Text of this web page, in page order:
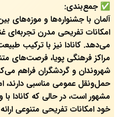
✅جمع‌بندی:
آلمان با جشنواره‌ها و موزه‌های
امکانات تفریحی مدرن تجربه‌ای
می‌دهد. کانادا نیز با ترکیب
مراکز فرهنگی پویا، فرصت‌های
شهروندان و گردشگران فراهم
حمل‌ونقل عمومی مناسبی دارند،
مشهور است، در حالی که کانادا
خود امکانات تفریحی متنوعی